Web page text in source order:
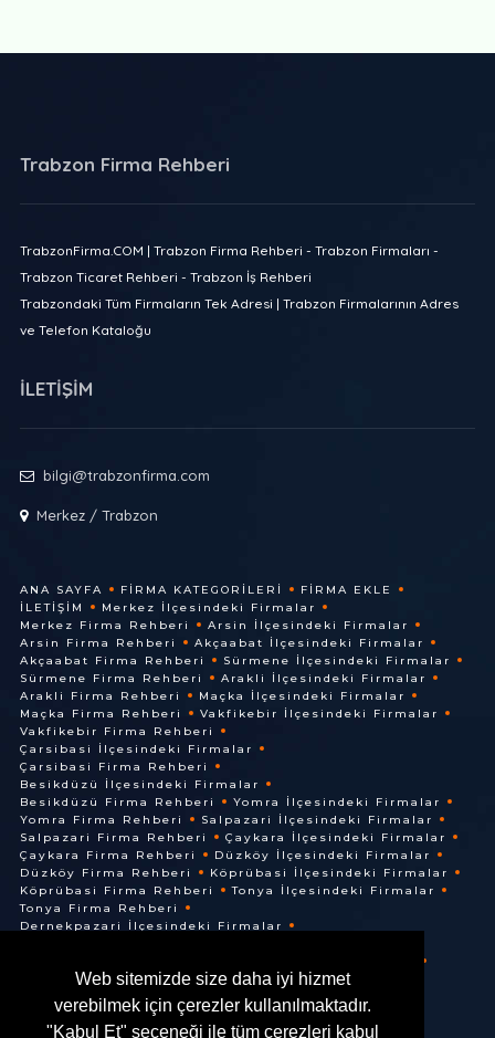
Web sitemizde size daha iyi hizmet
verebilmek için çerezler kullanılmaktadır.
"Kabul Et" seçeneği ile tüm çerezleri kabul
Trabzon Firma Rehberi
TrabzonFirma.COM | Trabzon Firma Rehberi - Trabzon Firmaları -
Trabzon Ticaret Rehberi - Trabzon İş Rehberi
Trabzondaki Tüm Firmaların Tek Adresi | Trabzon Firmalarının Adres
ve Telefon Kataloğu
İLETİŞİM
bilgi@trabzonfirma.com
Merkez / Trabzon
ANA SAYFA FIRMA KATEGORILERI
FIRMA EKLE
İLETIŞIM
Merkez İlçesindeki Firmalar
Merkez Firma Rehberi
Arsin İlçesindeki Firmalar
Arsin Firma Rehberi
Akçaabat İlçesindeki Firmalar
Akçaabat Firma Rehberi
Sürmene İlçesindeki Firmalar
Sürmene Firma Rehberi
Arakli İlçesindeki Firmalar
Arakli Firma Rehberi
Maçka İlçesindeki Firmalar
Maçka Firma Rehberi
Vakfikebir İlçesindeki Firmalar
Vakfikebir Firma Rehberi
Çarsibasi İlçesindeki Firmalar
Çarsibasi Firma Rehberi
Besikdüzü İlçesindeki Firmalar
Besikdüzü Firma Rehberi
Yomra İlçesindeki Firmalar
Yomra Firma Rehberi
Salpazari İlçesindeki Firmalar
Salpazari Firma Rehberi
Çaykara İlçesindeki Firmalar
Çaykara Firma Rehberi
Düzköy İlçesindeki Firmalar
Düzköy Firma Rehberi
Köprübasi İlçesindeki Firmalar
Köprübasi Firma Rehberi
Tonya İlçesindeki Firmalar
Tonya Firma Rehberi
Dernekpazari İlçesindeki Firmalar
Of İlçesindeki Firmalar
Of Firma Rehberi